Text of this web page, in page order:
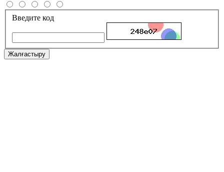
Введите код
Жалғастыру